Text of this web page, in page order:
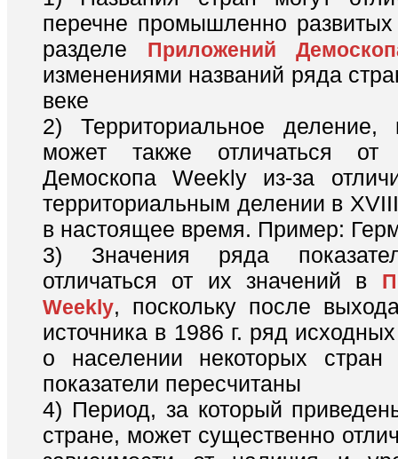
перечне промышленно
разделе Приложений
изменениями названий ряда
веке
2) Территориальное деление,
может также отличаться от
Демоскопа Weekly из-за
территориальным делении в
в настоящее время. Пример:
3) Значения ряда
отличаться от их значений в
Weekly, поскольку после
источника в 1986 г. ряд
о населении некоторых
показатели пересчитаны
4) Период, за который
стране, может существенно